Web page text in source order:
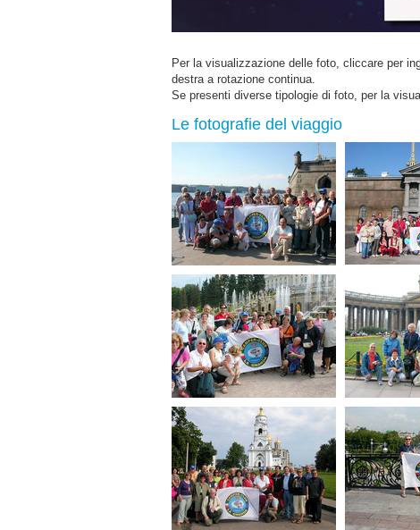
Per la visualizzazione delle foto, cliccare per
destra a rotazione continua.
Se presenti diverse tipologie di foto, per la
Le fotografie del viaggio